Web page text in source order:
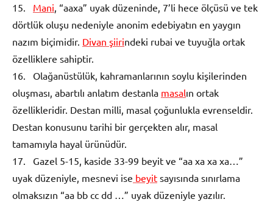
15. Mani, “aaxa” uyak düzeninde, 7’li hece ölçüsü ve tek
dörtlük oluşu nedeniyle anonim edebiyatın en yaygın
nazım biçimidir. Divan şiirindeki rubai ve tuyuğla ortak
özelliklere sahiptir.
16. Olağanüstülük, kahramanlarının soylu kişilerinden
oluşması, abartılı anlatım destanla masalın ortak
özellikleridir. Destan milli, masal çoğunlukla evrenseldir.
Destan konusunu tarihi bir gerçekten alır, masal
tamamıyla hayal ürünüdür.
17. Gazel 5-15, kaside 33-99 beyit ve “aa xa xa xa…”
uyak düzeniyle, mesnevi ise beyit sayısında sınırlama
olmaksızın “aa bb cc dd …” uyak düzeniyle yazılır.